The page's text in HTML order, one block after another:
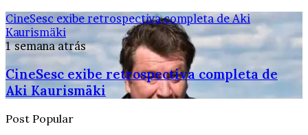
CineSesc exibe retrospectiva completa de Aki
Kaurismäki
1 semana atrás
CineSesc exibe retrospectiva completa de
Aki Kaurismäki
Post Popular